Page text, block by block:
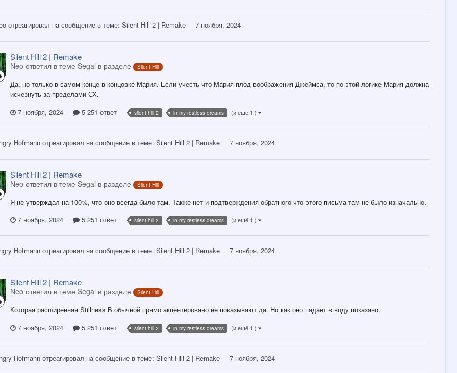
отреагировал на сообщение в теме: Silent Hill 2 | Remake 7 ноября, 2024
Silent Hill 2 | Remake
Neo ответил в теме Segal в разделе Silent Hill
Да, но только в самом конце в концовке Мария. Если учесть что Мария плод воображения Джеймса, то по этой логике Мария должна
исчезнуть за пределами СХ.
7 ноября, 2024
5 251 ответ silent hill 2 in my restless dreams (и ещё 1 )
Hofmannотреагировал на сообщение в теме: Silent Hill 2 | Remake 7 ноября, 2024
Silent Hill 2 | Remake
Neo ответил в теме Segal в разделе Silent Hill
Я не утверждал на 100%, что оно всегда было там. Также нет и подтверждения обратного что этого письма там не было изначально.
7 ноября, 2024
5 251 ответ silent hill 2 in my restless dreams (и ещё 1 )
Hofmannотреагировал на сообщение в теме: Silent Hill 2 | Remake 7 ноября, 2024
Silent Hill 2 | Remake
Neo ответил в теме Segal в разделе Silent Hill
Которая расширенная Stillness В обычной прямо акцентировано не показывают да. Но как оно падает в воду показано.
7 ноября, 2024
5 251 ответ silent hill 2 in my restless dreams (и ещё 1 )
Hofmannотреагировал на сообщение в теме: Silent Hill 2 | Remake 7 ноября, 2024